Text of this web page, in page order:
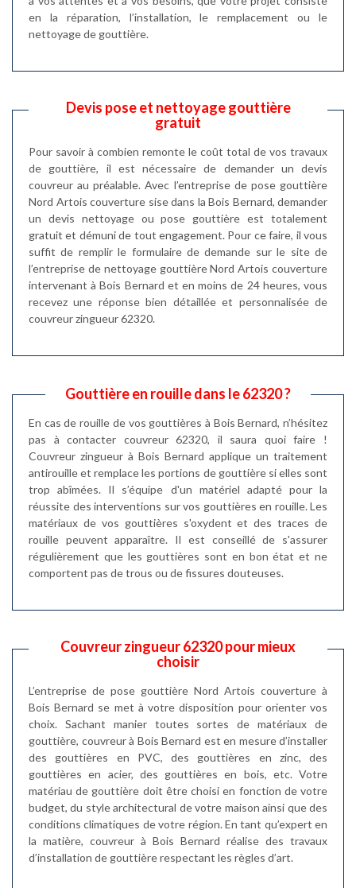
en la réparation, l’installation, le remplacement ou le
nettoyage de gouttière.
Devis pose et nettoyage gouttière
gratuit
Pour savoir à combien remonte le coût total de vos travaux
de gouttière, il est nécessaire de demander un devis
couvreur au préalable. Avec l’entreprise de pose gouttière
Nord Artois couverture sise dans la Bois Bernard, demander
un devis nettoyage ou pose gouttière est totalement
gratuit et démuni de tout engagement. Pour ce faire, il vous
suffit de remplir le formulaire de demande sur le site de
l’entreprise de nettoyage gouttière Nord Artois couverture
intervenant à Bois Bernard et en moins de 24 heures, vous
recevez une réponse bien détaillée et personnalisée de
couvreur zingueur 62320.
Gouttière en rouille dans le 62320 ?
En cas de rouille de vos gouttières à Bois Bernard, n’hésitez
pas à contacter couvreur 62320, il saura quoi faire !
Couvreur zingueur à Bois Bernard applique un traitement
antirouille et remplace les portions de gouttière si elles sont
trop abîmées. Il s’équipe d'un matériel adapté pour la
réussite des interventions sur vos gouttières en rouille. Les
matériaux de vos gouttières s'oxydent et des traces de
rouille peuvent apparaître. Il est conseillé de s'assurer
régulièrement que les gouttières sont en bon état et ne
comportent pas de trous ou de fissures douteuses.
Couvreur zingueur 62320 pour mieux
choisir
L’entreprise de pose gouttière Nord Artois couverture à
Bois Bernard se met à votre disposition pour orienter vos
choix. Sachant manier toutes sortes de matériaux de
gouttière, couvreur à Bois Bernard est en mesure d’installer
des gouttières en PVC, des gouttières en zinc, des
gouttières en acier, des gouttières en bois, etc. Votre
matériau de gouttière doit être choisi en fonction de votre
budget, du style architectural de votre maison ainsi que des
conditions climatiques de votre région. En tant qu’expert en
la matière, couvreur à Bois Bernard réalise des travaux
d’installation de gouttière respectant les règles d’art.